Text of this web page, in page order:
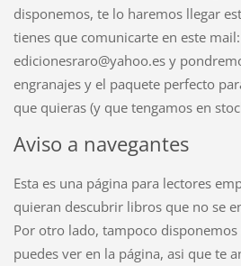
disponemos, te lo haremos llegar
tienes que comunicarte en este mail:
edicionesraro@yahoo.es y
engranajes y el paquete perfecto
que quieras (y que tengamos en
Aviso a navegantes
Esta es una página para lectores
quieran descubrir libros que no se
Por otro lado, tampoco
puedes ver en la página, asi que te